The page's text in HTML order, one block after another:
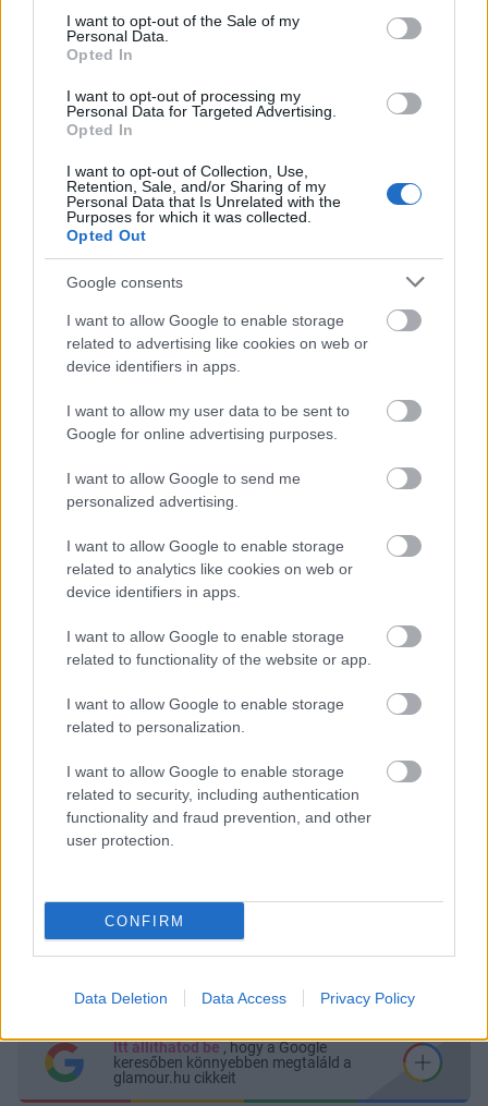
consent section.
I want to opt-out of the Sale of my
Personal Data.
Opted In
I want to opt-out of processing my
Personal Data for Targeted Advertising.
Opted In
I want to opt-out of Collection, Use,
Retention, Sale, and/or Sharing of my
Personal Data that Is Unrelated with the
Purposes for which it was collected.
Opted Out
Google consents
I want to allow Google to enable storage
related to advertising like cookies on web or
device identifiers in apps.
I want to allow my user data to be sent to
Google for online advertising purposes.
I want to allow Google to send me
personalized advertising.
I want to allow Google to enable storage
related to analytics like cookies on web or
device identifiers in apps.
I want to allow Google to enable storage
related to functionality of the website or app.
I want to allow Google to enable storage
related to personalization.
I want to allow Google to enable storage
related to security, including authentication
functionality and fraud prevention, and other
user protection.
CONFIRM
Data Deletion Data Access Privacy Policy
Instagram/_dr_woo_
Küldés
Messengeren
Itt állíthatod be, hogy a Google
keresőben könnyebben megtaláld a
glamour.hu cikkeit